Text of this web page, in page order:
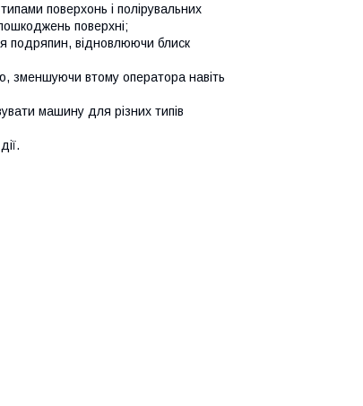
поверхонь і полірувальних
поверхні;
подряпин, відновлюючи блиск
зменшуючи втому оператора навіть
машину для різних типів